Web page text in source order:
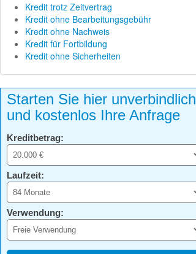
Kredit trotz Zeitvertrag
Kredit ohne Bearbeitungsgebühr
Kredit ohne Nachweis
Kredit für Fortbildung
Kredit ohne Sicherheiten
Starten Sie hier unverbindlich
und kostenlos Ihre Anfrage
Kreditbetrag:
Laufzeit:
Verwendung: